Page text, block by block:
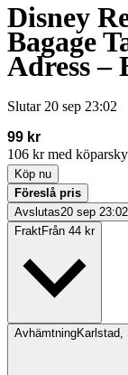
Disney
Bagage
Adress –
Slutar 20 sep 23:02
99 kr
106 kr med
Köp nu
Föreslå pris
Avslutas20 sep 23:02
FraktFrån 44 kr
AvhämtningKarlstad,